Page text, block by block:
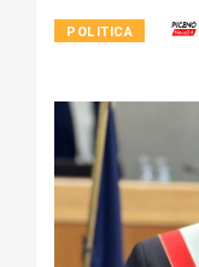
POLITICA